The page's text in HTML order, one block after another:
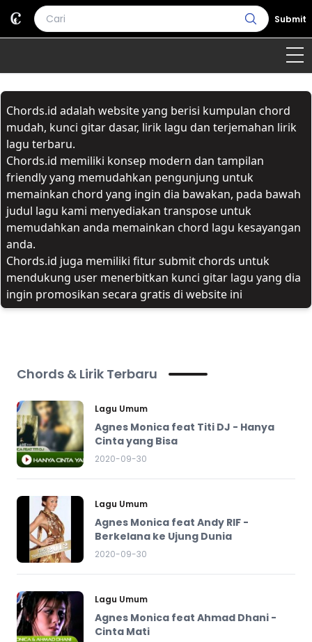
Submit
Home
Genre Country Bahasa Daerah
Lagu Umum
Terjemahan
Daftar Isi
Chords.id adalah website yang berisi kumpulan chord
mudah, kunci gitar dasar, lirik lagu dan terjemahan lirik
lagu terbaru.
Chords.id memiliki konsep modern dan tampilan
friendly yang memudahkan pengunjung untuk
memainkan chord yang ingin dia bawakan, pada bawah
judul lagu kami menyediakan transpose untuk
memudahkan anda memainkan chord lagu kesayangan
anda.
Chords.id juga memiliki fitur submit chords untuk
mendukung user menerbitkan kunci gitar lagu yang dia
ingin promosikan secara gratis di website ini
Chords & Lirik Terbaru
Lagu Umum
Agnes Monica feat Titi DJ - Hanya
Cinta yang Bisa
2020-09-30
Lagu Umum
Agnes Monica feat Andy RIF -
Berkelana ke Ujung Dunia
2020-09-30
Lagu Umum
Agnes Monica feat Ahmad Dhani -
Cinta Mati